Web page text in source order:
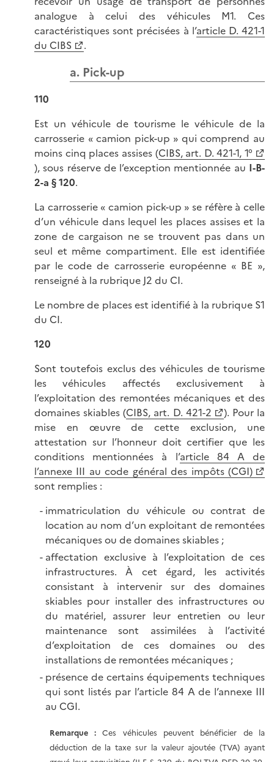
analogue à celui des véhicules M1. Ces
caractéristiques sont précisées à l’article D. 421-1
du CIBS
.
a. Pick-up
110
Est un véhicule de tourisme le véhicule de la
carrosserie « camion pick-up » qui comprend au
moins cinq places assises (CIBS, art. D. 421-1, 1°
), sous réserve de l’exception mentionnée au I-B-
2-a § 120.
La carrosserie « camion pick-up » se réfère à celle
d’un véhicule dans lequel les places assises et la
zone de cargaison ne se trouvent pas dans un
seul et même compartiment. Elle est identifiée
par le code de carrosserie européenne « BE »,
renseigné à la rubrique J2 du CI.
Le nombre de places est identifié à la rubrique S1
du CI.
120
Sont toutefois exclus des véhicules de tourisme
les véhicules affectés exclusivement à
l’exploitation des remontées mécaniques et des
domaines skiables (CIBS, art. D. 421-2
). Pour la
mise en œuvre de cette exclusion, une
attestation sur l’honneur doit certifier que les
conditions mentionnées à l’article 84 A de
l’annexe III au code général des impôts (CGI)
sont remplies :
immatriculation du véhicule ou contrat de
location au nom d’un exploitant de remontées
mécaniques ou de domaines skiables ;
affectation exclusive à l’exploitation de ces
infrastructures. À cet égard, les activités
consistant à intervenir sur des domaines
skiables pour installer des infrastructures ou
du matériel, assurer leur entretien ou leur
maintenance sont assimilées à l’activité
d’exploitation de ces domaines ou des
installations de remontées mécaniques ;
présence de certains équipements techniques
qui sont listés par l’article 84 A de l’annexe III
au CGI.
Remarque : Ces véhicules peuvent bénéficier de la
déduction de la taxe sur la valeur ajoutée (TVA) ayant